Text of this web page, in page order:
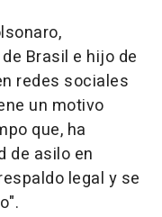
Brasil e hijo de
redes sociales
un motivo
que, ha
de asilo en
legal y se